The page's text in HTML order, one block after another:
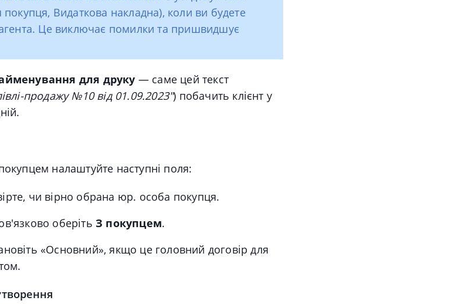
Видаткова накладна), коли ви будете
Це виключає помилки та пришвидшує
для друку — саме цей текст
продажу №10 від 01.09.2023") побачить клієнт у
налаштуйте наступні поля:
чи вірно обрана юр. особа покупця.
оберіть З покупцем.
«Основний», якщо це головний договір для